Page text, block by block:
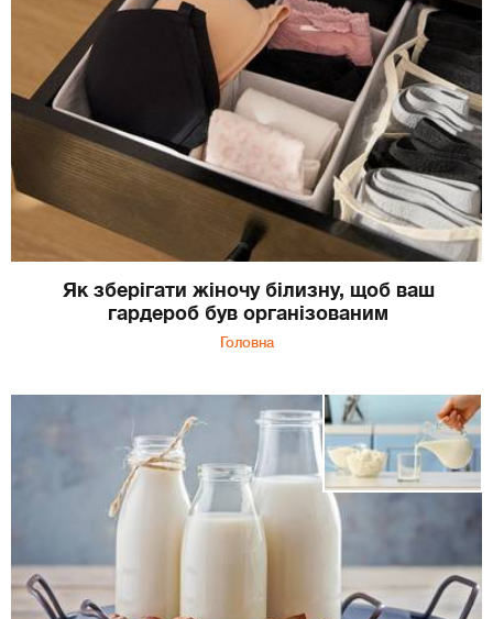
Як зберігати жіночу білизну, щоб ваш
гардероб був організованим
Головна